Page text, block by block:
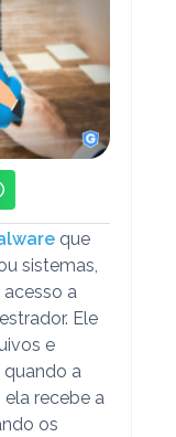
que
sistemas,
a
Ele
e
quando a
recebe a
os